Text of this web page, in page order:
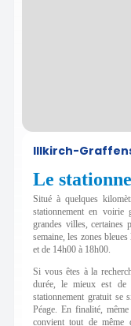
Illkirch-
Le
Situé à quelques
stationnement en voirie
grandes villes, certaines
semaine, les zones
et de 14h00 à 18h00.
Si vous êtes à la
durée, le mieux est de
stationnement gratuit se
Péage. En finalité,
convient tout de même